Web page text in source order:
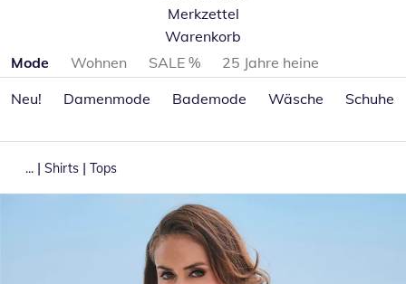
Merkzettel
Warenkorb
Produktkategorien überspringen
Mode Wohnen SALE %
25 Jahre heine
Neu!
Damenmode Bademode Wäsche Schuhe
... | Shirts | Tops